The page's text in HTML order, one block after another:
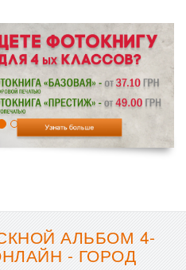
АЛЬБОМ 4-
- ГОРОД